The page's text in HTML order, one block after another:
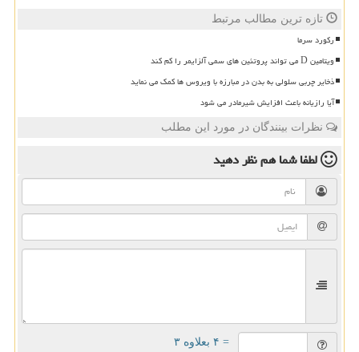
تازه ترین مطالب مرتبط
رکورد سرما
ویتامین D می تواند پروتئین های سمی آلزایمر را کم کند
ذخایر چربی سلولی به بدن در مبارزه با ویروس ها کمک می نماید
آیا رازیانه باعث افزایش شیرمادر می شود
نظرات بینندگان در مورد این مطلب
لطفا شما همنظر دهید
= ۴ بعلاوه ۳